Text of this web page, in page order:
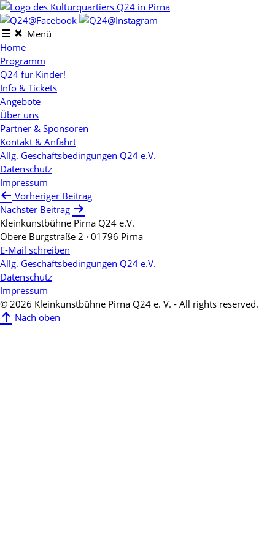
Skip
to
contentMenü
Home
Programm
Q24 für Kinder!
Info & Tickets
Angebote
Über uns
Partner & Sponsoren
Kontakt & Anfahrt
Allg. Geschäftsbedingungen Q24 e.V.
Datenschutz
Impressum
Beitragsnavigation
Vorheriger Beitrag
Nächster Beitrag
Kleinkunstbühne Pirna Q24 e.V.
Obere Burgstraße 2 · 01796 Pirna
E-Mail schreiben
Allg. Geschäftsbedingungen Q24 e.V.
Datenschutz
Impressum
© 2026 Kleinkunstbühne Pirna Q24 e. V. - All rights reserved.
Nach oben